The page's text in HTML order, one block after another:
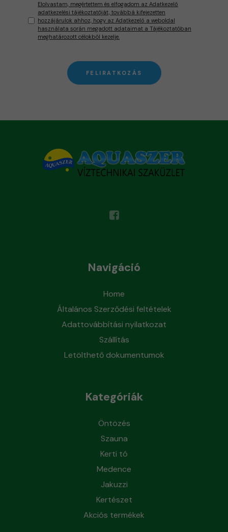
Elolvastam, megértettem és elfogadom az Adatkezelő
adatkezelési tájékoztatóját, továbbá kifejezetten
hozzájárulok ahhoz, hogy az Adatkezelő a weboldal
használata során megadott adataimat a Tájékoztatóban
meghatározott célokból kezelje.
FELIRATKOZÁS
Navigáció
Home
Általános Szerződési feltételek
Adattovábbítási nyilatkozat
Szállítás
Letölthető dokumentumok
Kategóriák
Öntözés
Szauna
Kerti tó
Medence
Jakuzzi
Kertészet
Akciós termékek